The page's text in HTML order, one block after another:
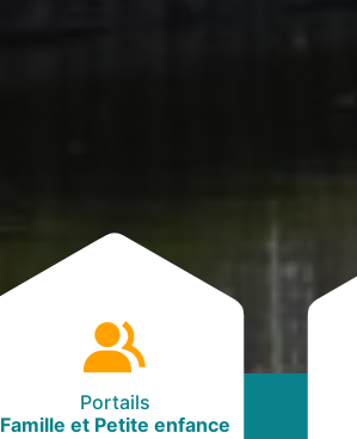
Portails
Famille et Petite enfance